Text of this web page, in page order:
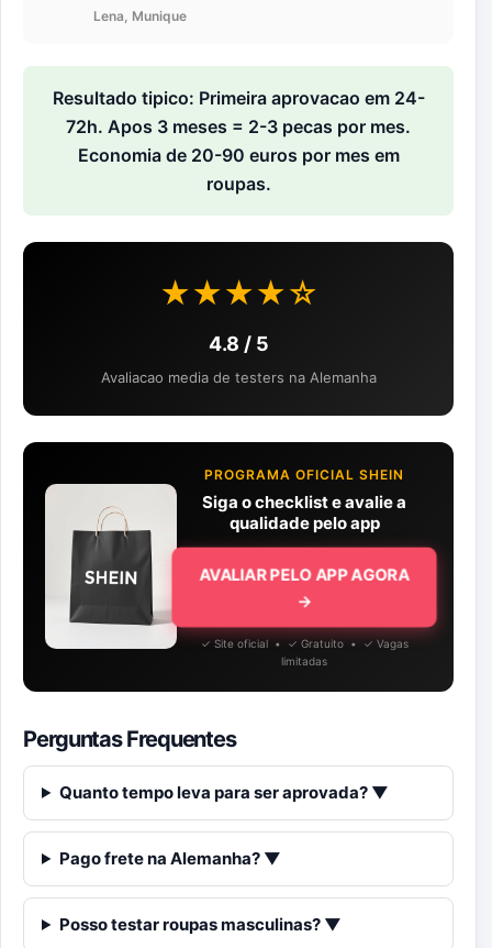
Lena, Munique
Resultado tipico: Primeira aprovacao em 24-
72h. Apos 3 meses = 2-3 pecas por mes.
Economia de 20-90 euros por mes em
roupas.
★★★★☆
4.8 / 5
Avaliacao media de testers na Alemanha
PROGRAMA OFICIAL SHEIN
Siga o checklist e avalie a
qualidade pelo app
AVALIAR PELO APP AGORA
→
✓ Site oficial • ✓ Gratuito • ✓ Vagas
limitadas
Perguntas Frequentes
Quanto tempo leva para ser aprovada? ▼
Pago frete na Alemanha? ▼
Posso testar roupas masculinas? ▼